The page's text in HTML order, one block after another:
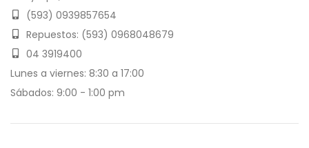
(593) 0939857654
Repuestos: (593) 0968048679
04 3919400
Lunes a viernes: 8:30 a 17:00
Sábados: 9:00 - 1:00 pm